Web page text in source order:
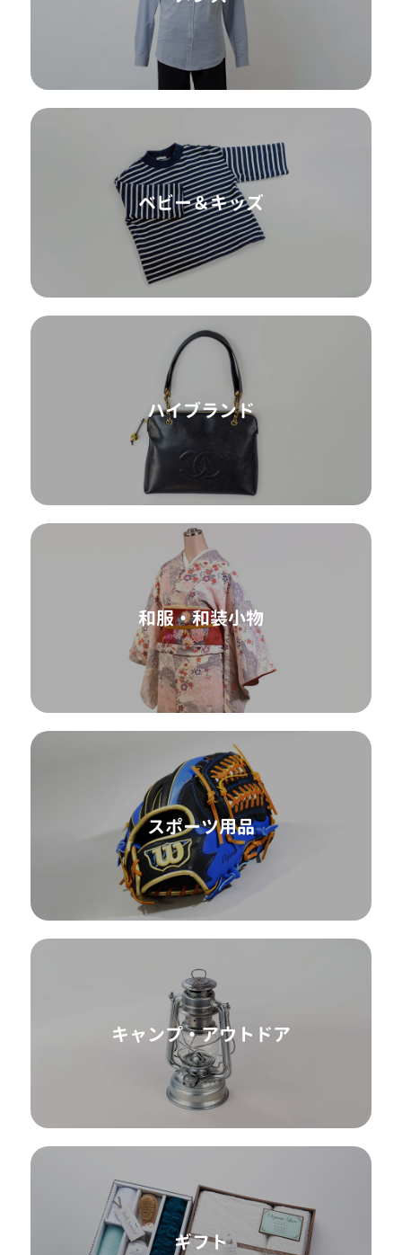
ベビー＆キッズ
ハイブランド
和服・和装小物
スポーツ用品
キャンプ・アウトドア
ギフト